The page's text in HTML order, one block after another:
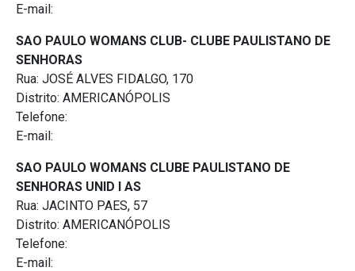
E-mail:
SAO PAULO WOMANS CLUB- CLUBE PAULISTANO DE
SENHORAS
Rua: JOSÉ ALVES FIDALGO, 170
Distrito: AMERICANÓPOLIS
Telefone:
E-mail:
SAO PAULO WOMANS CLUBE PAULISTANO DE
SENHORAS UNID I AS
Rua: JACINTO PAES, 57
Distrito: AMERICANÓPOLIS
Telefone:
E-mail: